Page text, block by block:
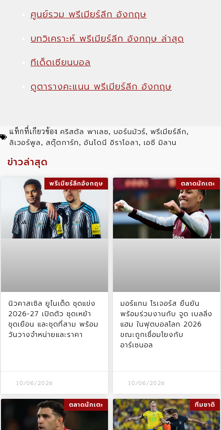
ศูนย์รวม พรีเมียร์ลีก อังกฤษ
บทวิเคราะห์ พรีเมียร์ลีก อังกฤษ ล่าสุด
ทีเด็ดเซียนบอล
ดูตารางคะแนน พรีเมียร์ลีก อังกฤษ
แท็กที่เกียวข้อง คริสตัล พาเลซ, บอร์นมัวร์, พรีเมียร์ลีก,
ลิเวอร์พูล, สตุ๊ตการ์ท, อันโดนี อิราโอลา, เอซี มิลาน
ข่าวล่าสุด
พรีเมียร์ลีกอังกฤษ
นิวคาสเซิล ยูไนเต็ด ชุดแข่ง
2026-27 เปิดตัว ชุดเหย้า
ชุดเยือน และชุดที่สาม พร้อม
วันวางจำหน่ายและราคา
10/06/2026
ตลาดนักเตะ
มอร์แกน โรเจอร์ส ยืนยัน
พร้อมร่วมงานกับ จูด เบลลิ่ง
แฮม ในฟุตบอลโลก 2026
ขณะถูกเชื่อมโยงกับ
อาร์เซนอล
10/06/2026
ตลาดนักเตะ ทีมชาติ